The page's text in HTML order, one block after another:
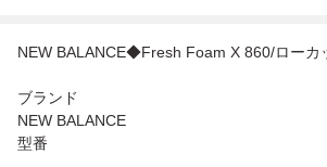
NEW BALANCE◆Fresh Foam X 860/ローカ
ブランド
NEW BALANCE
型番